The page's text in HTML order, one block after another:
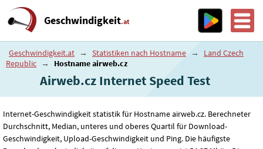
Geschwindigkeit.at
Geschwindigkeit.at → Statistiken nach Hostname →
Land Czech
Republic → Hostname airweb.cz
Airweb.cz Internet Speed ​​Test
Internet-Geschwindigkeit statistik für Hostname airweb.cz. Berechneter
Durchschnitt, Median, unteres und oberes Quartil für Download-
Geschwindigkeit, Upload-Geschwindigkeit und Ping. Die häufigste